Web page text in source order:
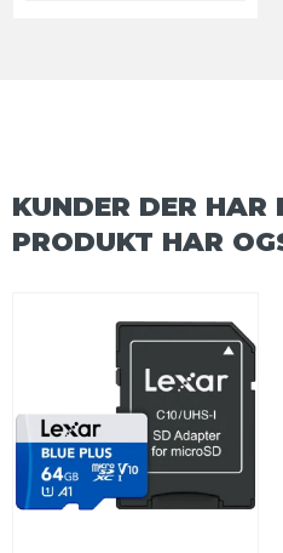
KUNDER DER
PRODUKT HAR